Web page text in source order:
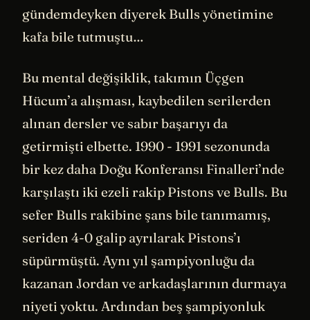
gündemdeyken diyerek Bulls yönetimine
kafa bile tutmuştu…
Bu mental değişiklik, takımın Üçgen
Hücum’a alışması, kaybedilen serilerden
alınan dersler ve sabır başarıyı da
getirmişti elbette. 1990 - 1991 sezonunda
bir kez daha Doğu Konferansı Finalleri’nde
karşılaştı iki ezeli rakip Pistons ve Bulls. Bu
sefer Bulls rakibine şans bile tanımamış,
seriden 4-0 galip ayrılarak Pistons’ı
süpürmüştü. Aynı yıl şampiyonluğu da
kazanan Jordan ve arkadaşlarının durmaya
niyeti yoktu. Ardından beş şampiyonluk